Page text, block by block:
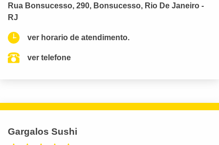
Rua Bonsucesso, 290, Bonsucesso, Rio De Janeiro -
RJ
ver horario de atendimento.
ver telefone
Gargalos Sushi